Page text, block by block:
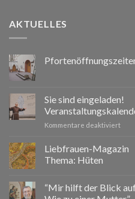
AKTUELLES
Sie sind eingeladen!
Kommentare deaktiviertfür
sind
Liebfrauen-Magazin
Thema: Hüten
“Mir hilft der Blick